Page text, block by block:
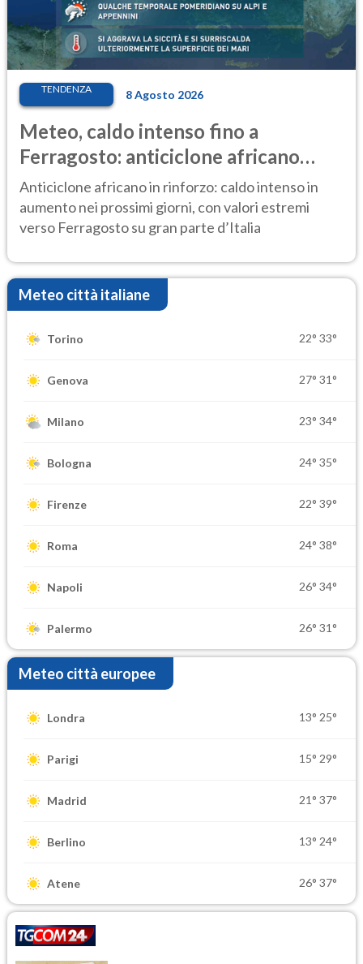
TENDENZA 8 Agosto 2026
Meteo, caldo intenso fino a
Ferragosto: anticiclone africano
ancora protagonista
Anticiclone africano in rinforzo: caldo intenso in
aumento nei prossimi giorni, con valori estremi
verso Ferragosto su gran parte d’Italia
Meteo città italiane
Torino 22° 33°
Genova 27° 31°
Milano 23° 34°
Bologna 24° 35°
Firenze 22° 39°
Roma 24° 38°
Napoli 26° 34°
Palermo 26° 31°
Meteo città europee
Londra 13° 25°
Parigi 15° 29°
Madrid 21° 37°
Berlino 13° 24°
Atene 26° 37°